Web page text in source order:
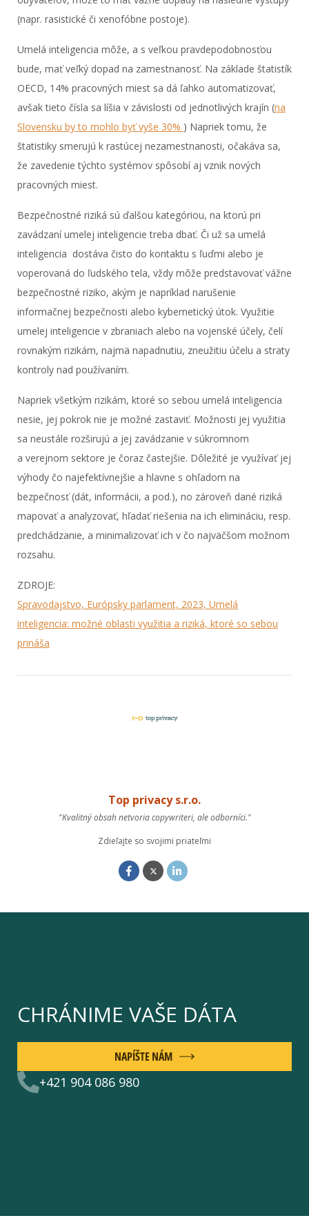
(napr. rasistické či xenofóbne postoje).
Umelá inteligencia môže, a s veľkou pravdepodobnosťou
bude, mať veľký dopad na zamestnanosť. Na základe štatistík
OECD, 14% pracovných miest sa dá ľahko automatizovať,
avšak tieto čísla sa líšia v závislosti od jednotlivých krajín (na
Slovensku by to mohlo byť vyše 30% ) Napriek tomu, že
štatistiky smerujú k rastúcej nezamestnanosti, očakáva sa,
že zavedenie týchto systémov spôsobí aj vznik nových
pracovných miest.
Bezpečnostné riziká sú ďalšou kategóriou, na ktorú pri
zavádzaní umelej inteligencie treba dbať. Či už sa umelá
inteligencia dostáva čisto do kontaktu s ľuďmi alebo je
voperovaná do ľudského tela, vždy môže predstavovať vážne
bezpečnostné riziko, akým je napríklad narušenie
informačnej bezpečnosti alebo kybernetický útok. Využitie
umelej inteligencie v zbraniach alebo na vojenské účely, čelí
rovnakým rizikám, najmä napadnutiu, zneužitiu účelu a straty
kontroly nad používaním.
Napriek všetkým rizikám, ktoré so sebou umelá inteligencia
nesie, jej pokrok nie je možné zastaviť. Možnosti jej využitia
sa neustále rozširujú a jej zavádzanie v súkromnom
a verejnom sektore je čoraz častejšie. Dôležité je využívať jej
výhody čo najefektívnejšie a hlavne s ohľadom na
bezpečnosť (dát, informácii, a pod.), no zároveň dané riziká
mapovať a analyzovať, hľadať riešenia na ich elimináciu, resp.
predchádzanie, a minimalizovať ich v čo najväčšom možnom
rozsahu.
ZDROJE:
Spravodajstvo, Európsky parlament, 2023, Umelá
inteligencia: možné oblasti využitia a riziká, ktoré so sebou
prináša
Top privacy s.r.o.
"Kvalitný obsah netvoria copywriteri, ale odborníci."
Zdieľajte so svojimi priateľmi
CHRÁNIME VAŠE DÁTA
+421 904 086 980
NAPÍŠTE NÁM